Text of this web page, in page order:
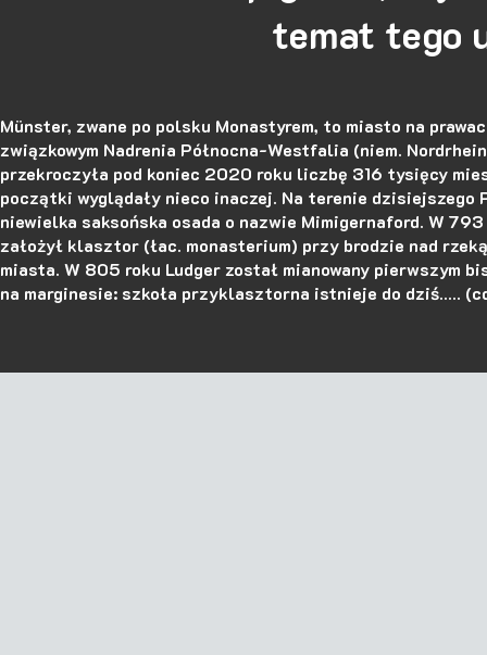
temat tego
Münster, zwane po polsku Monastyrem, to miasto na
związkowym Nadrenia Północna-Westfalia (niem.
przekroczyła pod koniec 2020 roku liczbę 316 tysięcy
początki wyglądały nieco inaczej. Na terenie dzisiejszego
niewielka saksońska osada o nazwie Mimigernaford. W
założył klasztor (łac. monasterium) przy brodzie nad
miasta. W 805 roku Ludger został mianowany pierwszym
na marginesie: szkoła przyklasztorna istnieje do dziś.....